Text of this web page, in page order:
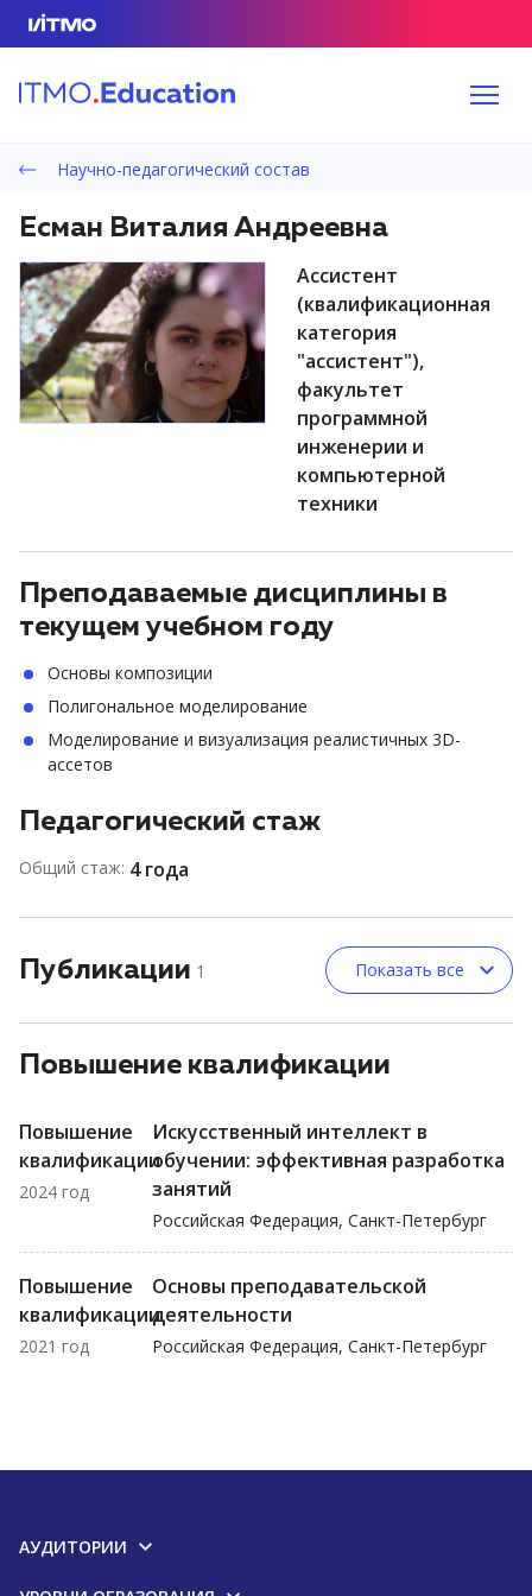
Научно-педагогический состав
Есман Виталия Андреевна
ассистент
(квалификационная
категория
"ассистент"),
факультет
программной
инженерии и
компьютерной
техники
Преподаваемые дисциплины в
текущем учебном году
Основы композиции
Полигональное моделирование
Моделирование и визуализация реалистичных 3D-
ассетов
Педагогический стаж
Общий стаж: 4 года
Публикации 1 Показать все
Повышение квалификации
Повышение
квалификации
2024 год
Искусственный интеллект в
обучении: эффективная разработка
занятий
Российская Федерация, Санкт-Петербург
Повышение
квалификации
2021 год
Основы преподавательской
деятельности
Российская Федерация, Санкт-Петербург
АУДИТОРИИ